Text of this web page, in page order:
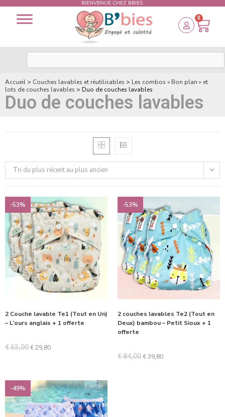
BIENVENUE CHEZ BBIES.
0
Accueil > Couches lavables et réutilisables > Les combos « Bon plan » et
lots de couches lavables > Duo de couches lavables
Duo de couches lavables
Tri du plus récent au plus ancien
-53%
2 Couche lavable Te1 (Tout en Un)
– L’ours anglais + 1 offerte
€63,00 € 29,80
-53%
2 couches lavables Te2 (Tout en
Deux) bambou – Petit Sioux + 1
offerte
€84,00 € 39,80
-49%